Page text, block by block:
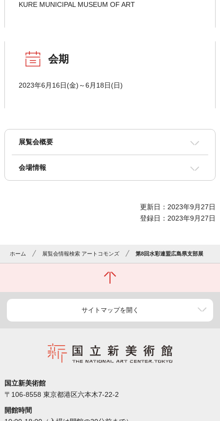
KURE MUNICIPAL MUSEUM OF ART
会期
2023年6月16日(金)～6月18日(日)
展覧会概要
会場情報
更新日：2023年9月27日
登録日：2023年9月27日
ホーム 展覧会情報検索 アートコモンズ 第8回水彩連盟広島県支部展
サイトマップを開く
国立新美術館
〒106-8558 東京都港区六本木7-22-2
開館時間